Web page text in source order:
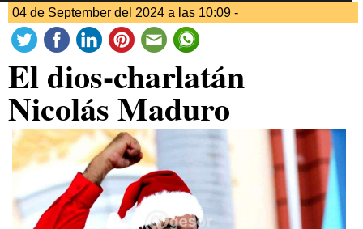
04 de September del 2024 a las 10:09 -
El dios-charlatán
Nicolás Maduro